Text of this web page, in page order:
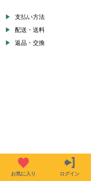
お気に入り ログイン
支払い方法
配送・送料
返品・交換